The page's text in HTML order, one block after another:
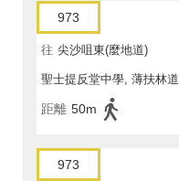
973
往 尖沙咀東(麼地道)
聖士提反堂中學, 薄扶林道
距離 50m
973